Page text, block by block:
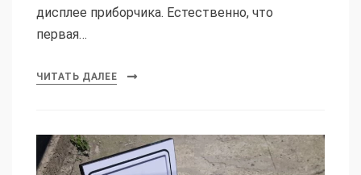
дисплее приборчика. Естественно, что
первая…
ЧИТАТЬ ДАЛЕЕ